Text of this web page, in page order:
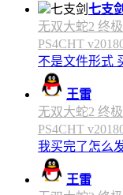
七支剑
无双大蛇2 终
PS4CHT
不是文件形式
王雷
无双大蛇2 终
PS4CHT
我买完了怎么
王雷